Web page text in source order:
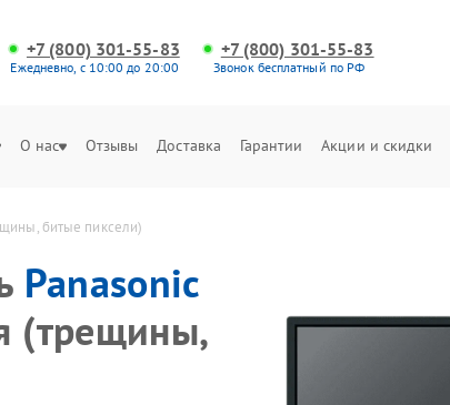
+7 (800) 301-55-83
Ежедневно, с 10:00 до 20:00
+7 (800) 301-55-83
Звонок бесплатный по РФ
О нас Отзывы Доставка Гарантии Акции и скидки
битые пиксели)
Panasonic
(трещины,